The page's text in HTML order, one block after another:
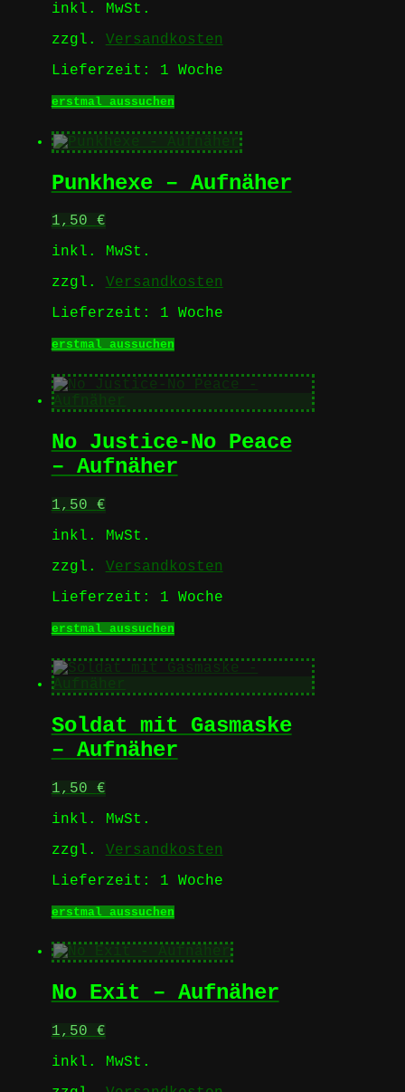
war:
inkl. MwSt.
zzgl. Versandkosten
Lieferzeit: 1 Woche
erstmal aussuchenDieses
weist
mehrere
auf.
Die
Produktseite
werden
Punkhexe – Aufnäher
1,50 €
inkl. MwSt.
zzgl. Versandkosten
Lieferzeit: 1 Woche
erstmal aussuchenDieses
weist
mehrere
Varianten
Die
Optionen
können
No Justice-No Peace
– Aufnäher
1,50 €
inkl. MwSt.
zzgl. Versandkosten
Lieferzeit: 1 Woche
erstmal aussuchenDieses
weist
mehrere
Varianten
Die
Optionen
können
Soldat mit Gasmaske
– Aufnäher
1,50 €
inkl. MwSt.
zzgl. Versandkosten
Lieferzeit: 1 Woche
erstmal aussuchenDieses
weist
mehrere
auf.
No Exit – Aufnäher
1,50 €
inkl. MwSt.